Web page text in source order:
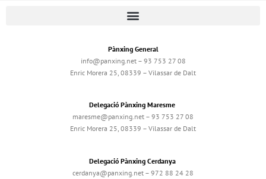
Pànxing General
info@panxing.net – 93 753 27 08
Enric Morera 25, 08339 – Vilassar de Dalt
Delegació Pànxing Maresme
maresme@panxing.net – 93 753 27 08
Enric Morera 25, 08339 – Vilassar de Dalt
Delegació Pànxing Cerdanya
cerdanya@panxing.net – 972 88 24 28